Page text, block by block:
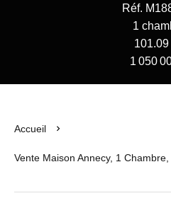
Réf.
1
101.09
1 050
Accueil
Vente Maison Annecy, 1